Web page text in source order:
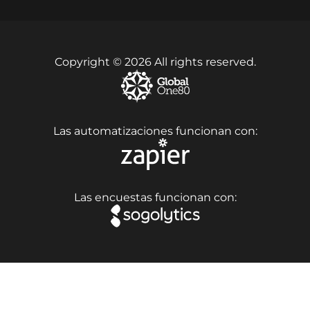
Copyright © 2026 All rights reserved.
Las automatizaciones funcionan con:
Las encuestas funcionan con: